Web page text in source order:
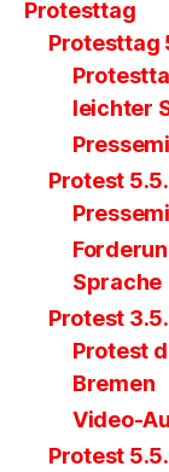
Protesttag
Protesttag
leichter
Protest
Sprache
Protest
Protest
Bremen
Video-
Protest